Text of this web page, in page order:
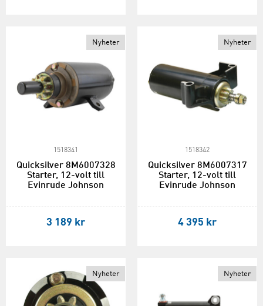
Nyheter
1518341
Quicksilver 8M6007328
Starter, 12-volt till
Evinrude Johnson
3 189 kr
Nyheter
1518342
Quicksilver 8M6007317
Starter, 12-volt till
Evinrude Johnson
4 395 kr
Nyheter Nyheter